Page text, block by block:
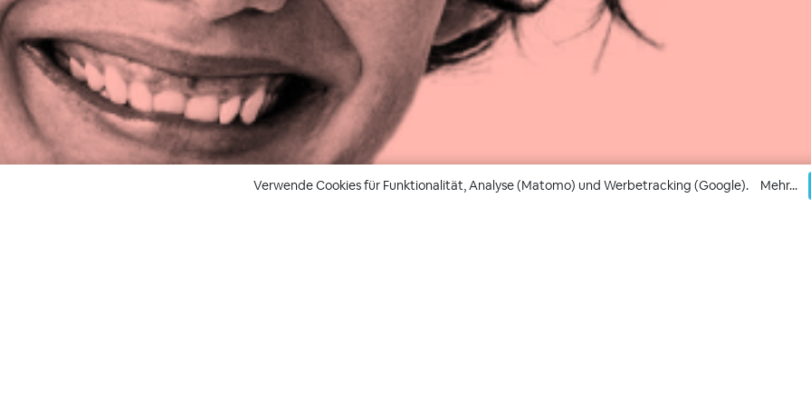
Verwende Cookies für Funktionalität, Analyse (Matomo) und Werbetracking (Google). Mehr...